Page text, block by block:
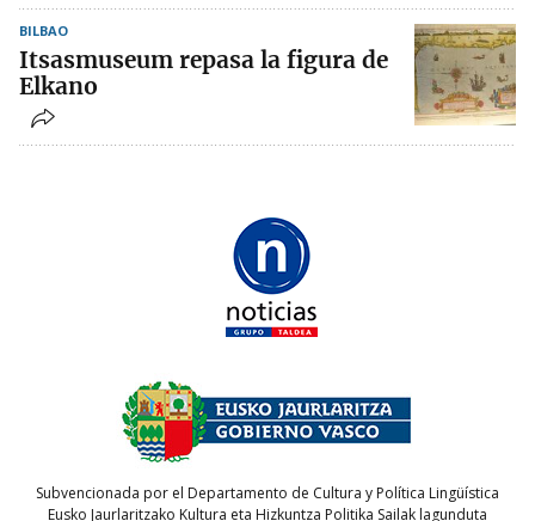
BILBAO
Itsasmuseum repasa la figura de
Elkano
Subvencionada por el Departamento de Cultura y Política Lingüística
Eusko Jaurlaritzako Kultura eta Hizkuntza Politika Sailak lagunduta